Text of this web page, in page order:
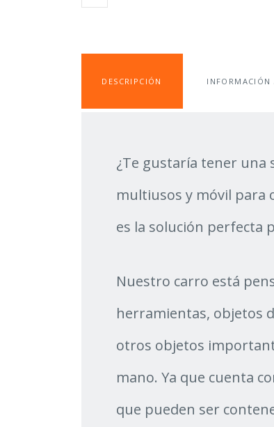
MULTIUSO
DESCRIPCIÓN INFORMACIÓN
¿Te gustaría tener una
multiusos y móvil para
es la solución perfecta
Nuestro carro está
herramientas, objetos
otros objetos
mano. Ya que cuenta
que pueden ser